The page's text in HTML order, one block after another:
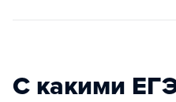
С какими